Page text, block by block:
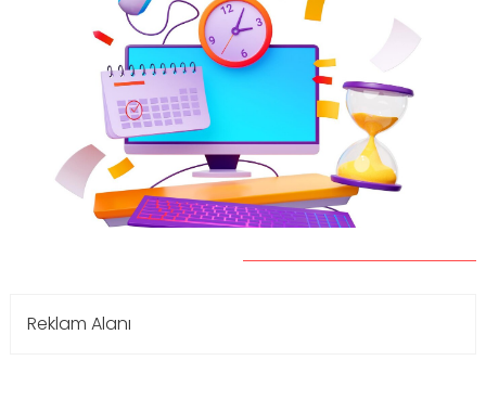
Reklam Alanı